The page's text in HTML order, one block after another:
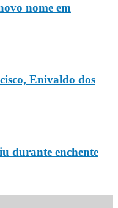
nome em
Enivaldo dos
durante enchente